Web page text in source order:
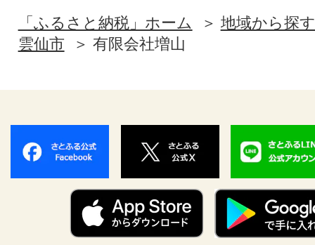
「ふるさと納税」ホーム
地域から探す
雲仙市
有限会社増山